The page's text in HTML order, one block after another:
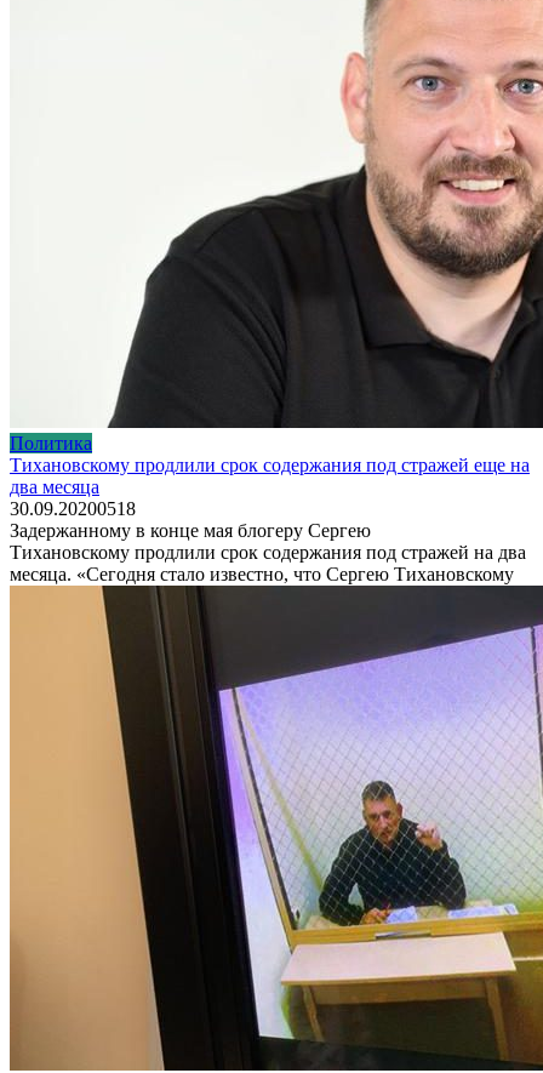
Политика
Тихановскому продлили срок содержания под стражей еще на
два месяца
30.09.20200518
Задержанному в конце мая блогеру Сергею
Тихановскому продлили срок содержания под стражей на два
месяца. «Сегодня стало известно, что Сергею Тихановскому